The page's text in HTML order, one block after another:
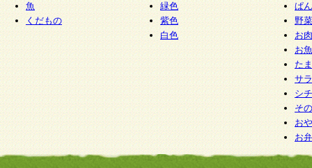
報の利用目的の通知・開示・内容の訂正・追加
停止・消去及び第三者への提供の禁止（以下、
といいます。）に応じます。
開示等に応じる窓口は以下になります。
ぱくすく食堂個人情報お客様相談窓口 paku-
m
個人情報を与えることは任意ですが、個人情報
意をいただけない場合には、当社のサービスの
お問い合わせ・ご相談への対応ができない場合
魚
くだもの
緑色
紫色
白色
ぱん
野
お
お
た
サ
シ
そ
お
お